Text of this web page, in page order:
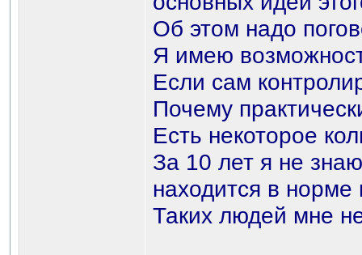
Об этом надо
Я имею
Если сам
Почему
Есть некоторое
За 10 лет я не
находится в
Таких людей мне